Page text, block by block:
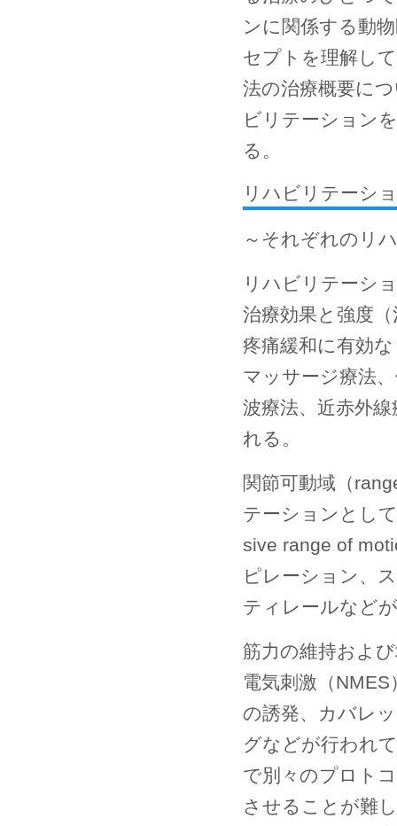
ンに関係する動
セプトを理解し
法の治療概要に
ビリテーション
る。
リハビリテーシ
～それぞれのリ
リハビリテーシ
治療効果と強度
疼痛緩和に有効
マッサージ療法
波療法、近赤外
れる。
関節可動域（
テーションとし
sive range of
ピレーション、
ティレールなど
筋力の維持およ
電気刺激（
の誘発、カバレ
グなどが行われ
で別々のプロト
させることが難